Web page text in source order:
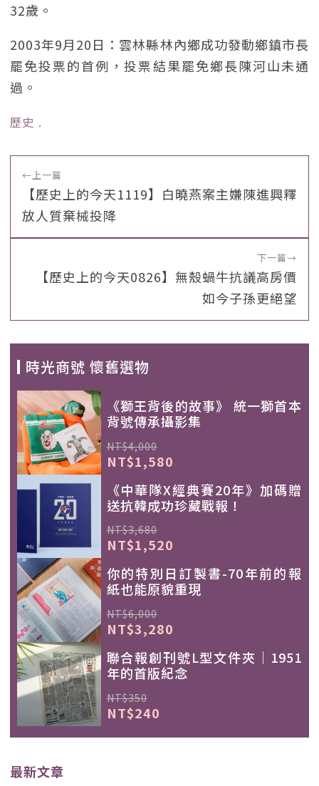
32歲。
2003年9月20日：雲林縣林內鄉成功發動鄉鎮市長
罷免投票的首例，投票結果罷免鄉長陳河山未通
過。
歷史 ﹒
←上一篇
【歷史上的今天1119】白曉燕案主嫌陳進興釋
放人質棄械投降
下一篇→
【歷史上的今天0826】無殼蝸牛抗議高房價
如今子孫更絕望
時光商號 懷舊選物
《獅王背後的故事》 統一獅首本
背號傳承攝影集
NT$4,000
NT$1,580
《中華隊X經典賽20年》加碼贈
送抗韓成功珍藏戰報！
NT$3,680
NT$1,520
你的特別日訂製書-70年前的報
紙也能原貌重現
NT$6,000
NT$3,280
聯合報創刊號L型文件夾｜1951
年的首版紀念
NT$350
NT$240
最新文章